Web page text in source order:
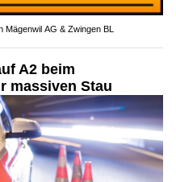
Mägenwil AG & Zwingen BL
A2 beim
massiven Stau